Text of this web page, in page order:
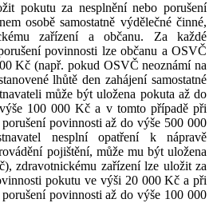
pokutu za nesplnění nebo porušení
osobě samostatně výdělečné činné,
zařízení a občanu. Za každé
povinnosti lze občanu a OSVČ
Kč (např. pokud OSVČ neoznámí na
lhůtě den zahájení samostatné
může být uložena pokuta až do
100 000 Kč a v tomto případě při
povinnosti až do výše 500 000
nesplní opatření k nápravě
pojištění, může mu být uložena
zdravotnickému zařízení lze uložit za
pokutu ve výši 20 000 Kč a při
povinnosti až do výše 100 000